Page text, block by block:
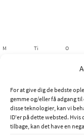
For at give dig de bedste
gemme og/eller få adgang
disse teknologier, kan vi
ID'er på dette websted.
tilbage, kan det have en
M Ti O
10
11
17
18
24
25